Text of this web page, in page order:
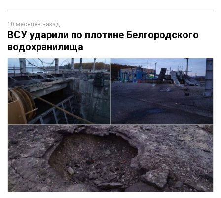
10 месяцев назад
ВСУ ударили по плотине Белгородского
водохранилища